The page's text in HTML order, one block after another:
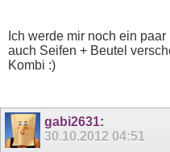
Ich werde mir noch ein
auch Seifen + Beutel
Kombi :)
gabi2631:
30.10.2012 04:51